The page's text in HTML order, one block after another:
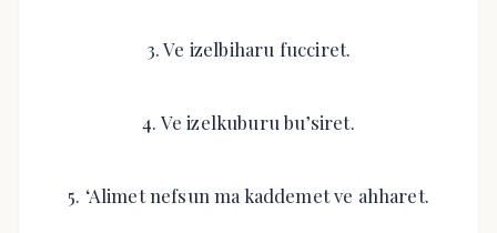
3. Ve izelbiharu fucciret.
4. Ve izelkuburu bu’siret.
5. ‘Alimet nefsun ma kaddemet ve ahharet.